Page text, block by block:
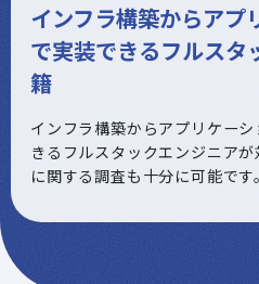
インフラ構築からアプ
で実装できるフルスタ
籍
インフラ構築からアプリケー
きるフルスタックエンジニア
に関する調査も十分に可能です。